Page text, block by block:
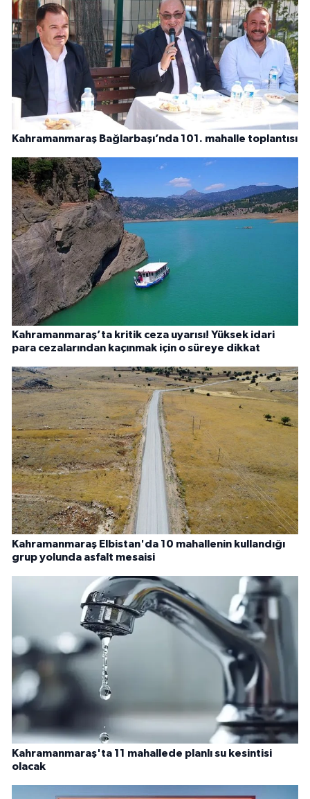
Kahramanmaraş Bağlarbaşı’nda 101. mahalle toplantısı
Kahramanmaraş’ta kritik ceza uyarısı! Yüksek idari
para cezalarından kaçınmak için o süreye dikkat
Kahramanmaraş Elbistan'da 10 mahallenin kullandığı
grup yolunda asfalt mesaisi
Kahramanmaraş'ta 11 mahallede planlı su kesintisi
olacak